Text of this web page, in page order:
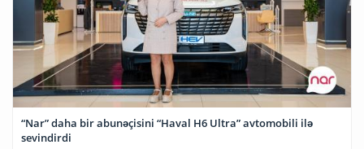
“Nar” daha bir abunəçisini “Haval H6 Ultra” avtomobili ilə
sevindirdi